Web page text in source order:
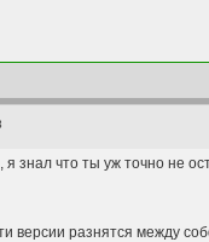
я знал что ты уж точно не
версии разнятся между